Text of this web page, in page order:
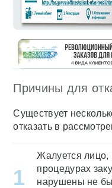
Причины для
Существует
отказать в
Жалуется лицо,
процедурах
нарушены не